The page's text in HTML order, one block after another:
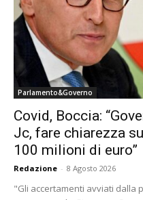
Parlamento&Governo
Covid, Boccia:
Jc, fare chiarezza
100 milioni di euro”
Redazione - 8 Agosto 2026
"Gli accertamenti avviati dalla